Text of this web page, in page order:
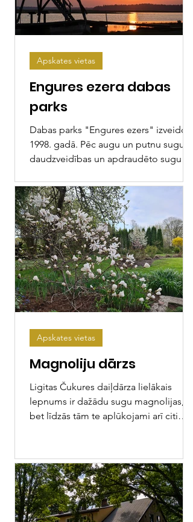
Engures ezera dabas
parks
Dabas parks "Engures ezers" izveidots
1998. gadā. Pēc augu un putnu sugu
daudzveidības un apdraudēto sugu
Apskates vietas
Magnoliju dārzs
Ligitas Čukures daiļdārza lielākais
lepnums ir dažādu sugu magnolijas,
bet līdzās tām te aplūkojami arī citi
Apskates vietas